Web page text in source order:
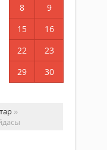
8
9
15
16
22
23
29
30
»